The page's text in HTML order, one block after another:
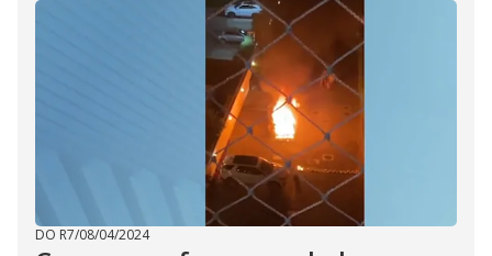
DO R7/08/04/2024